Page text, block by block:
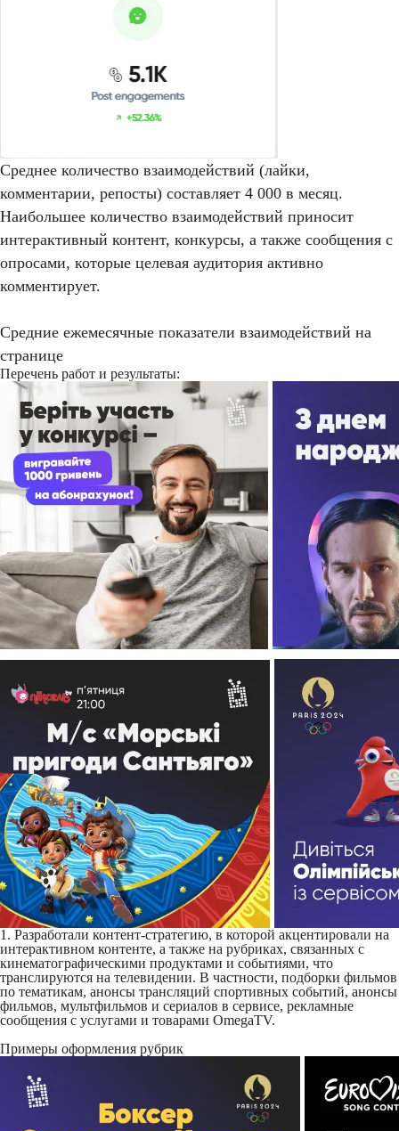
Среднее количество взаимодействий (лайки,
комментарии, репосты) составляет 4 000 в месяц.
Наибольшее количество взаимодействий приносит
интерактивный контент, конкурсы, а также сообщения с
опросами, которые целевая аудитория активно
комментирует.
Средние ежемесячные показатели взаимодействий на
странице
Перечень работ и результаты:
1. Разработали контент-стратегию, в которой акцентировали на
интерактивном контенте, а также на рубриках, связанных с
кинематографическими продуктами и событиями, что
транслируются на телевидении. В частности, подборки фильмов
по тематикам, анонсы трансляций спортивных событий, анонсы
фильмов, мультфильмов и сериалов в сервисе, рекламные
сообщения с услугами и товарами OmegaTV.
Примеры оформления рубрик